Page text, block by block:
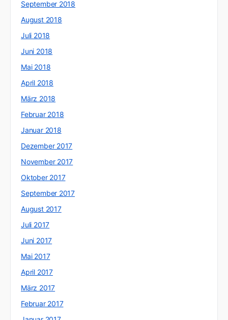
September 2018
August 2018
Juli 2018
Juni 2018
Mai 2018
April 2018
März 2018
Februar 2018
Januar 2018
Dezember 2017
November 2017
Oktober 2017
September 2017
August 2017
Juli 2017
Juni 2017
Mai 2017
April 2017
März 2017
Februar 2017